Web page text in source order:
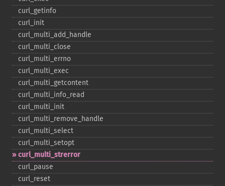
curl_​getinfo
curl_​init
curl_​multi_​add_​handle
curl_​multi_​close
curl_​multi_​errno
curl_​multi_​exec
curl_​multi_​getcontent
curl_​multi_​info_​read
curl_​multi_​init
curl_​multi_​remove_​handle
curl_​multi_​select
curl_​multi_​setopt
curl_​multi_​strerror
curl_​pause
curl_​reset